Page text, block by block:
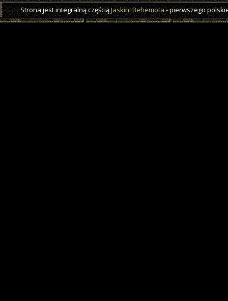
Strona jest integralną częściąJaskini Behemota- pierwszego